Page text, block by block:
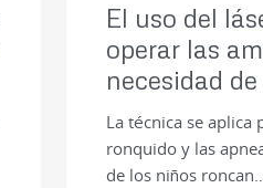
El uso del
operar las
necesidad
La técnica se aplica
ronquido y las
de los niños roncan…